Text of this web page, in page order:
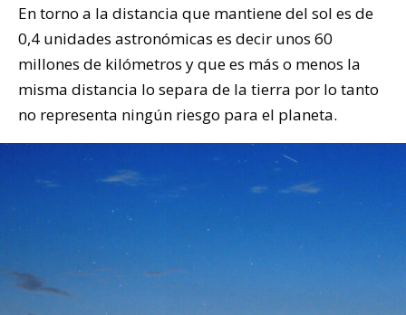
En torno a la distancia que mantiene del sol es de
0,4 unidades astronómicas es decir unos 60
millones de kilómetros y que es más o menos la
misma distancia lo separa de la tierra por lo tanto
no representa ningún riesgo para el planeta.